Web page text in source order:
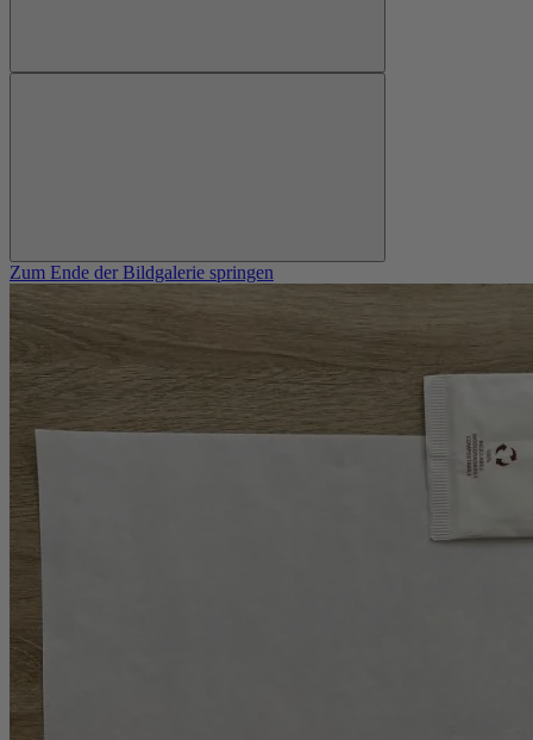
Zum Ende der Bildgalerie springen